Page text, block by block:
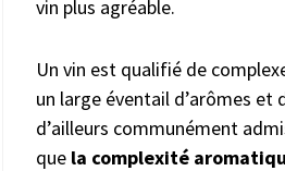
vin plus agréable.
Un vin est qualifié de
un large éventail d’arômes et
d’ailleurs communément
que la complexité